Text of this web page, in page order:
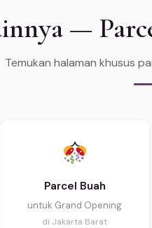
—
Temukan halaman khusus
Parcel Buah
untuk Grand Opening
di Jakarta Barat